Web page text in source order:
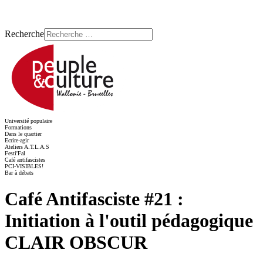
Recherche
Université populaire
Formations
Dans le quartier
Ecrire-agir
Ateliers A.T.L.A.S
Festi'Fal
Café antifascistes
PCI-VISIBLES!
Bar à débats
Café Antifasciste #21 :
Initiation à l'outil pédagogique
CLAIR OBSCUR